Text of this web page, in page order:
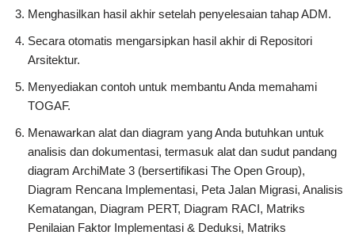
Menghasilkan hasil akhir setelah penyelesaian tahap ADM.
Secara otomatis mengarsipkan hasil akhir di Repositori
Arsitektur.
Menyediakan contoh untuk membantu Anda memahami
TOGAF.
Menawarkan alat dan diagram yang Anda butuhkan untuk
analisis dan dokumentasi, termasuk alat dan sudut pandang
diagram ArchiMate 3 (bersertifikasi The Open Group),
Diagram Rencana Implementasi, Peta Jalan Migrasi, Analisis
Kematangan, Diagram PERT, Diagram RACI, Matriks
Penilaian Faktor Implementasi & Deduksi, Matriks